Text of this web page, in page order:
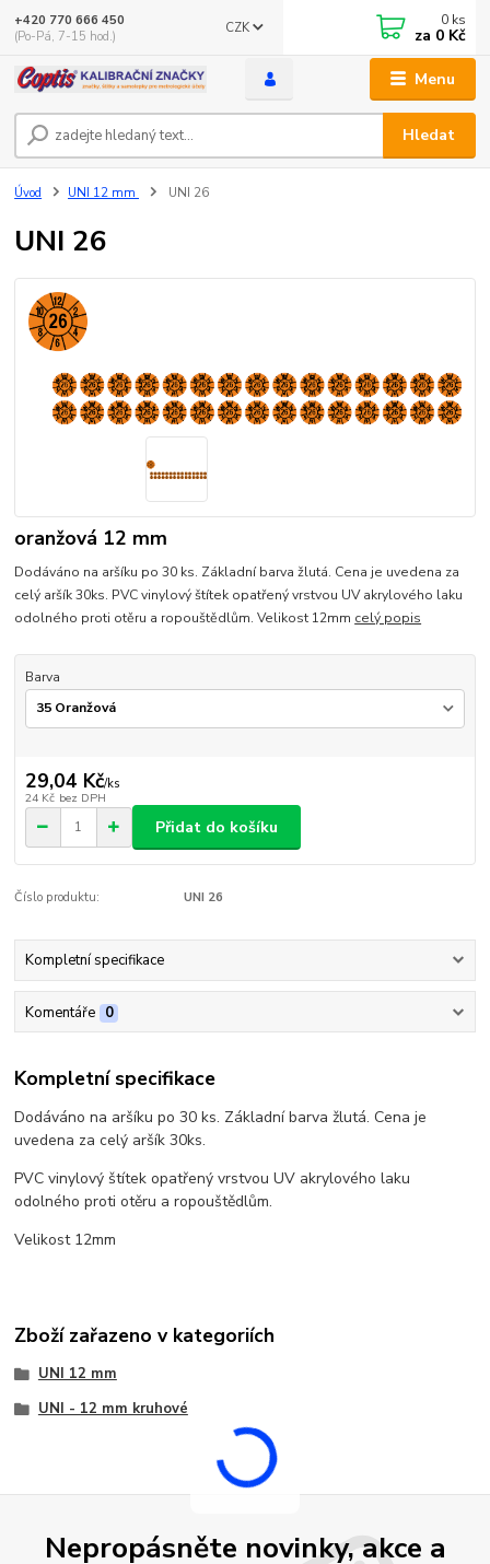
Menu
CZK
Hledat
+420 770 666 450
(Po-Pá, 7-15 hod.)
0 ks
za 0 Kč
Úvod UNI 12 mm UNI 26
UNI 26
oranžová 12 mm
Dodáváno na aršíku po 30 ks. Základní barva žlutá. Cena je uvedena za
celý aršík 30ks. PVC vinylový štítek opatřený vrstvou UV akrylového laku
odolného proti otěru a ropouštědlům. Velikost 12mm celý popis
Barva
29,04 Kč/ks
24 Kč bez DPH
Přidat do košíku
Číslo produktu: UNI 26
Kompletní specifikace
Komentáře 0
Kompletní specifikace
Dodáváno na aršíku po 30 ks. Základní barva žlutá. Cena je
uvedena za celý aršík 30ks.
PVC vinylový štítek opatřený vrstvou UV akrylového laku
odolného proti otěru a ropouštědlům.
Velikost 12mm
Zboží zařazeno v kategoriích
UNI 12 mm
UNI - 12 mm kruhové
Nepropásněte novinky, akce a